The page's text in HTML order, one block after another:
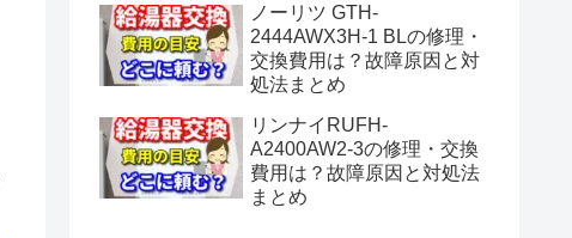
ノーリツ GTH-
2444AWX3H-1 BLの修理・
交換費用は？故障原因と対
処法まとめ
リンナイRUFH-
A2400AW2-3の修理・交換
費用は？故障原因と対処法
まとめ